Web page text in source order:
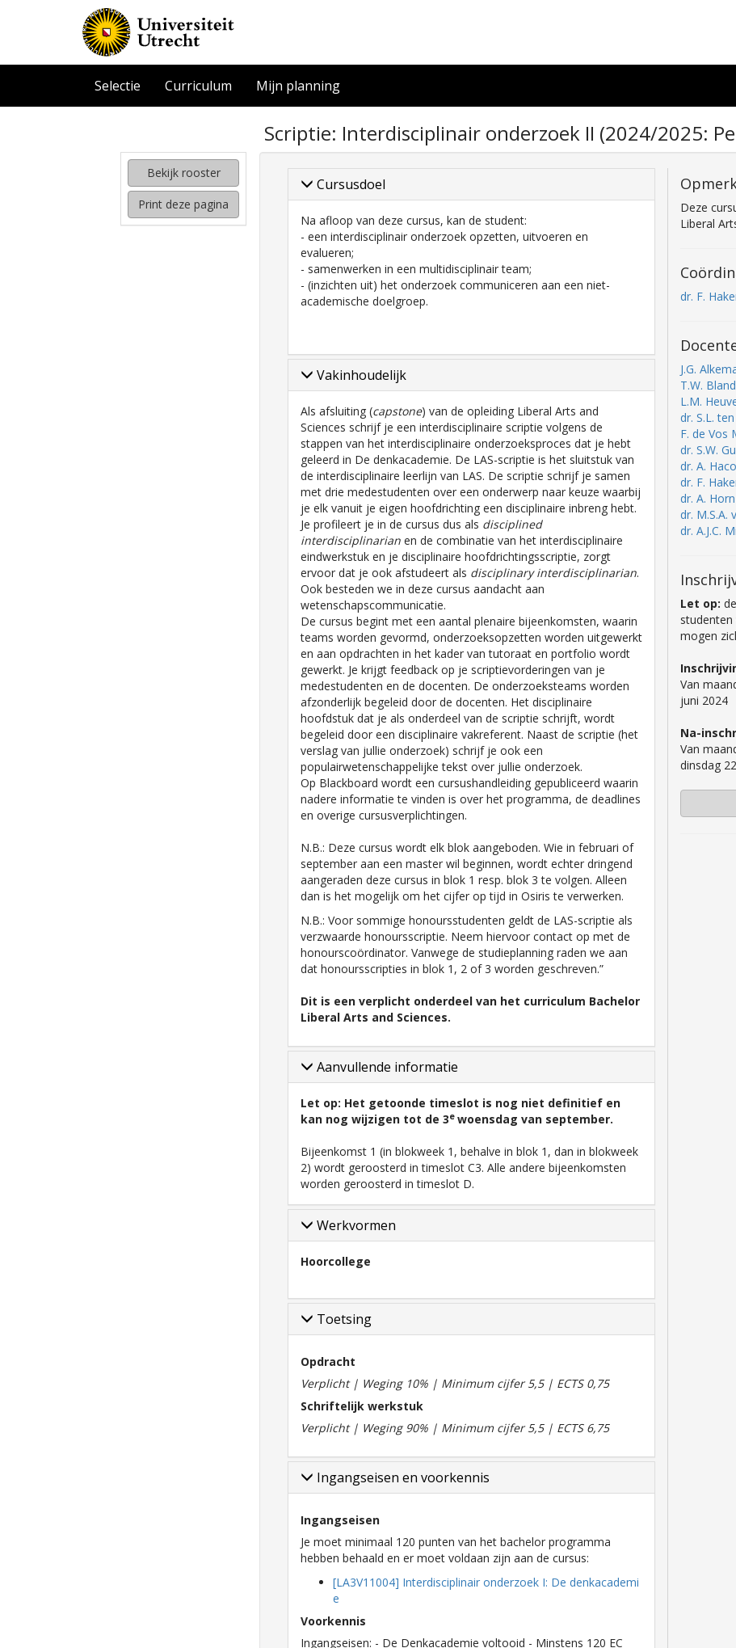
Selectie Curriculum Mijn planning
Scriptie: Interdisciplinair onderzoek II (2024/2025:
Bekijk rooster
Print deze pagina
Cursusdoel
Na afloop van deze cursus, kan de student:
- een interdisciplinair onderzoek opzetten, uitvoeren en
evalueren;
- samenwerken in een multidisciplinair team;
- (inzichten uit) het onderzoek communiceren aan een niet-
academische doelgroep.
Vakinhoudelijk
Als afsluiting (capstone) van de opleiding Liberal Arts and
Sciences schrijf je een interdisciplinaire scriptie volgens de
stappen van het interdisciplinaire onderzoeksproces dat je hebt
geleerd in De denkacademie. De LAS-scriptie is het sluitstuk van
de interdisciplinaire leerlijn van LAS. De scriptie schrijf je samen
met drie medestudenten over een onderwerp naar keuze waarbij
je elk vanuit je eigen hoofdrichting een disciplinaire inbreng hebt.
Je profileert je in de cursus dus als disciplined
interdisciplinarian en de combinatie van het interdisciplinaire
eindwerkstuk en je disciplinaire hoofdrichtingsscriptie, zorgt
ervoor dat je ook afstudeert als disciplinary interdisciplinarian.
Ook besteden we in deze cursus aandacht aan
wetenschapscommunicatie.
De cursus begint met een aantal plenaire bijeenkomsten, waarin
teams worden gevormd, onderzoeksopzetten worden uitgewerkt
en aan opdrachten in het kader van tutoraat en portfolio wordt
gewerkt. Je krijgt feedback op je scriptievorderingen van je
medestudenten en de docenten. De onderzoeksteams worden
afzonderlijk begeleid door de docenten. Het disciplinaire
hoofdstuk dat je als onderdeel van de scriptie schrijft, wordt
begeleid door een disciplinaire vakreferent. Naast de scriptie (het
verslag van jullie onderzoek) schrijf je ook een
populairwetenschappelijke tekst over jullie onderzoek.
Op Blackboard wordt een cursushandleiding gepubliceerd waarin
nadere informatie te vinden is over het programma, de deadlines
en overige cursusverplichtingen.
N.B.: Deze cursus wordt elk blok aangeboden. Wie in februari of
september aan een master wil beginnen, wordt echter dringend
aangeraden deze cursus in blok 1 resp. blok 3 te volgen. Alleen
dan is het mogelijk om het cijfer op tijd in Osiris te verwerken.
N.B.: Voor sommige honoursstudenten geldt de LAS-scriptie als
verzwaarde honoursscriptie. Neem hiervoor contact op met de
honourscoördinator. Vanwege de studieplanning raden we aan
dat honoursscripties in blok 1, 2 of 3 worden geschreven.”
Dit is een verplicht onderdeel van het curriculum Bachelor
Liberal Arts and Sciences.
Aanvullende informatie
Let op: Het getoonde timeslot is nog niet definitief en
kan nog wijzigen tot de 3ewoensdag van september.
Bijeenkomst 1 (in blokweek 1, behalve in blok 1, dan in blokweek
2) wordt geroosterd in timeslot C3. Alle andere bijeenkomsten
worden geroosterd in timeslot D.
Werkvormen
Hoorcollege
Toetsing
Opdracht
Verplicht | Weging 10% | Minimum cijfer 5,5 | ECTS 0,75
Schriftelijk werkstuk
Verplicht | Weging 90% | Minimum cijfer 5,5 | ECTS 6,75
Ingangseisen en voorkennis
Ingangseisen
Je moet minimaal 120 punten van het bachelor programma
hebben behaald en er moet voldaan zijn aan de cursus:
[LA3V11004] Interdisciplinair onderzoek I: De denkacademi
e
Voorkennis
Ingangseisen: - De Denkacademie voltooid - Minstens 120 EC
Deze
Liberal
dr. F.
J.G.
T.W. Bland
L.M.
dr. S.L.
F. de Vos
dr. S.W.
dr. A.
dr. F.
dr. A. Horn
dr. M.S.A.
dr. A.J.C.
Let op:
mogen
Van
juni 2024
Na-
Van
dinsdag